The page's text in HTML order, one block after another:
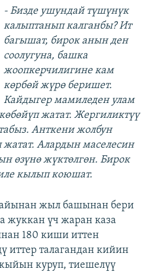
- Бизде ушундай түшүнүк
калыптанып калганбы? Ит
багышат, бирок анын ден
соолугуна, башка
жоопкерчилигине кам
көрбөй жүрө беришет.
Кайдыгер мамиледен улам
жатат. Жергиликтүү
Анткени жолбун
жатат. Алардын маселесин
өзүнө жүктөлгөн. Бирок
кылып коюшат.
жыл башынан бери
жуккан үч жаран каза
180 киши иттен
иттер талагандан кийин
куруп, тиешелүү